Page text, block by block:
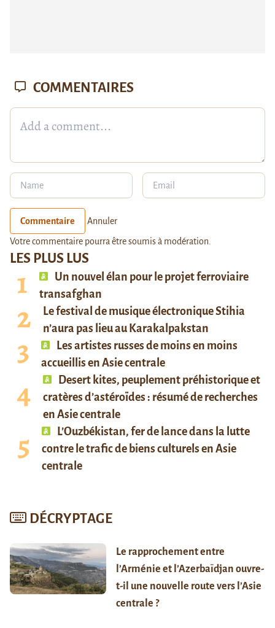
LES PLUS LUS
Un nouvel élan pour le projet ferroviaire
transafghan
Le festival de musique électronique Stihia
n’aura pas lieu au Karakalpakstan
Les artistes russes de moins en moins
accueillis en Asie centrale
Desert kites, peuplement préhistorique et
cratères d’astéroïdes : résumé de recherches
en Asie centrale
L’Ouzbékistan, fer de lance dans la lutte
contre le trafic de biens culturels en Asie
centrale
DÉCRYPTAGE
Le rapprochement entre
l’Arménie et l’Azerbaïdjan ouvre-
t-il une nouvelle route vers l’Asie
centrale ?
COMMENTAIRES
Commentaire Annuler
Votre commentaire pourra être soumis à modération.